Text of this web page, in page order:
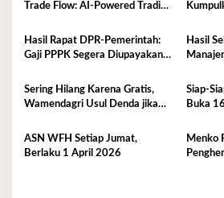
Trade Flow: AI-Powered Trading
Hasil Rapat DPR‑Pemerintah:
Gaji PPPK Segera Diupayakan
Hasil
Sini
Sering Hilang Karena Gratis,
Wamendagri Usul Denda jika
Siap-
Buka
Dicari
ASN WFH Setiap Jumat,
Berlaku 1 April 2026
Menko